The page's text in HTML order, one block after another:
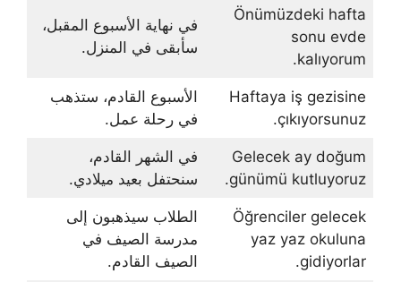
Önümüzdeki hafta
sonu evde
kalıyorum.
في نهاية الأسبوع المقبل،
سأبقى في المنزل.
Haftaya iş gezisine
çıkıyorsunuz.
الأسبوع القادم، ستذهب
في رحلة عمل.
Gelecek ay doğum
günümü kutluyoruz.
في الشهر القادم،
سنحتفل بعيد ميلادي.
Öğrenciler gelecek
yaz yaz okuluna
gidiyorlar.
الطلاب سيذهبون إلى
مدرسة الصيف في
الصيف القادم.